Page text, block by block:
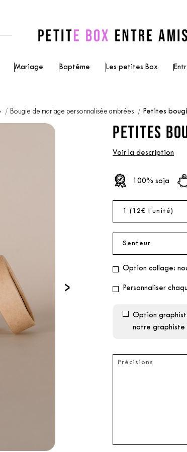
Mariage Baptême Les petites Box
Bougie de mariage personnalisée ambrées Petites
›
PETITES
Voir la description
100% soja
Option collage:
Personnaliser
Option
notre graphiste